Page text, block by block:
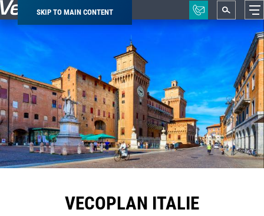
SKIP TO MAIN CONTENT
Breadcrumb
VECOPLAN ITALIE